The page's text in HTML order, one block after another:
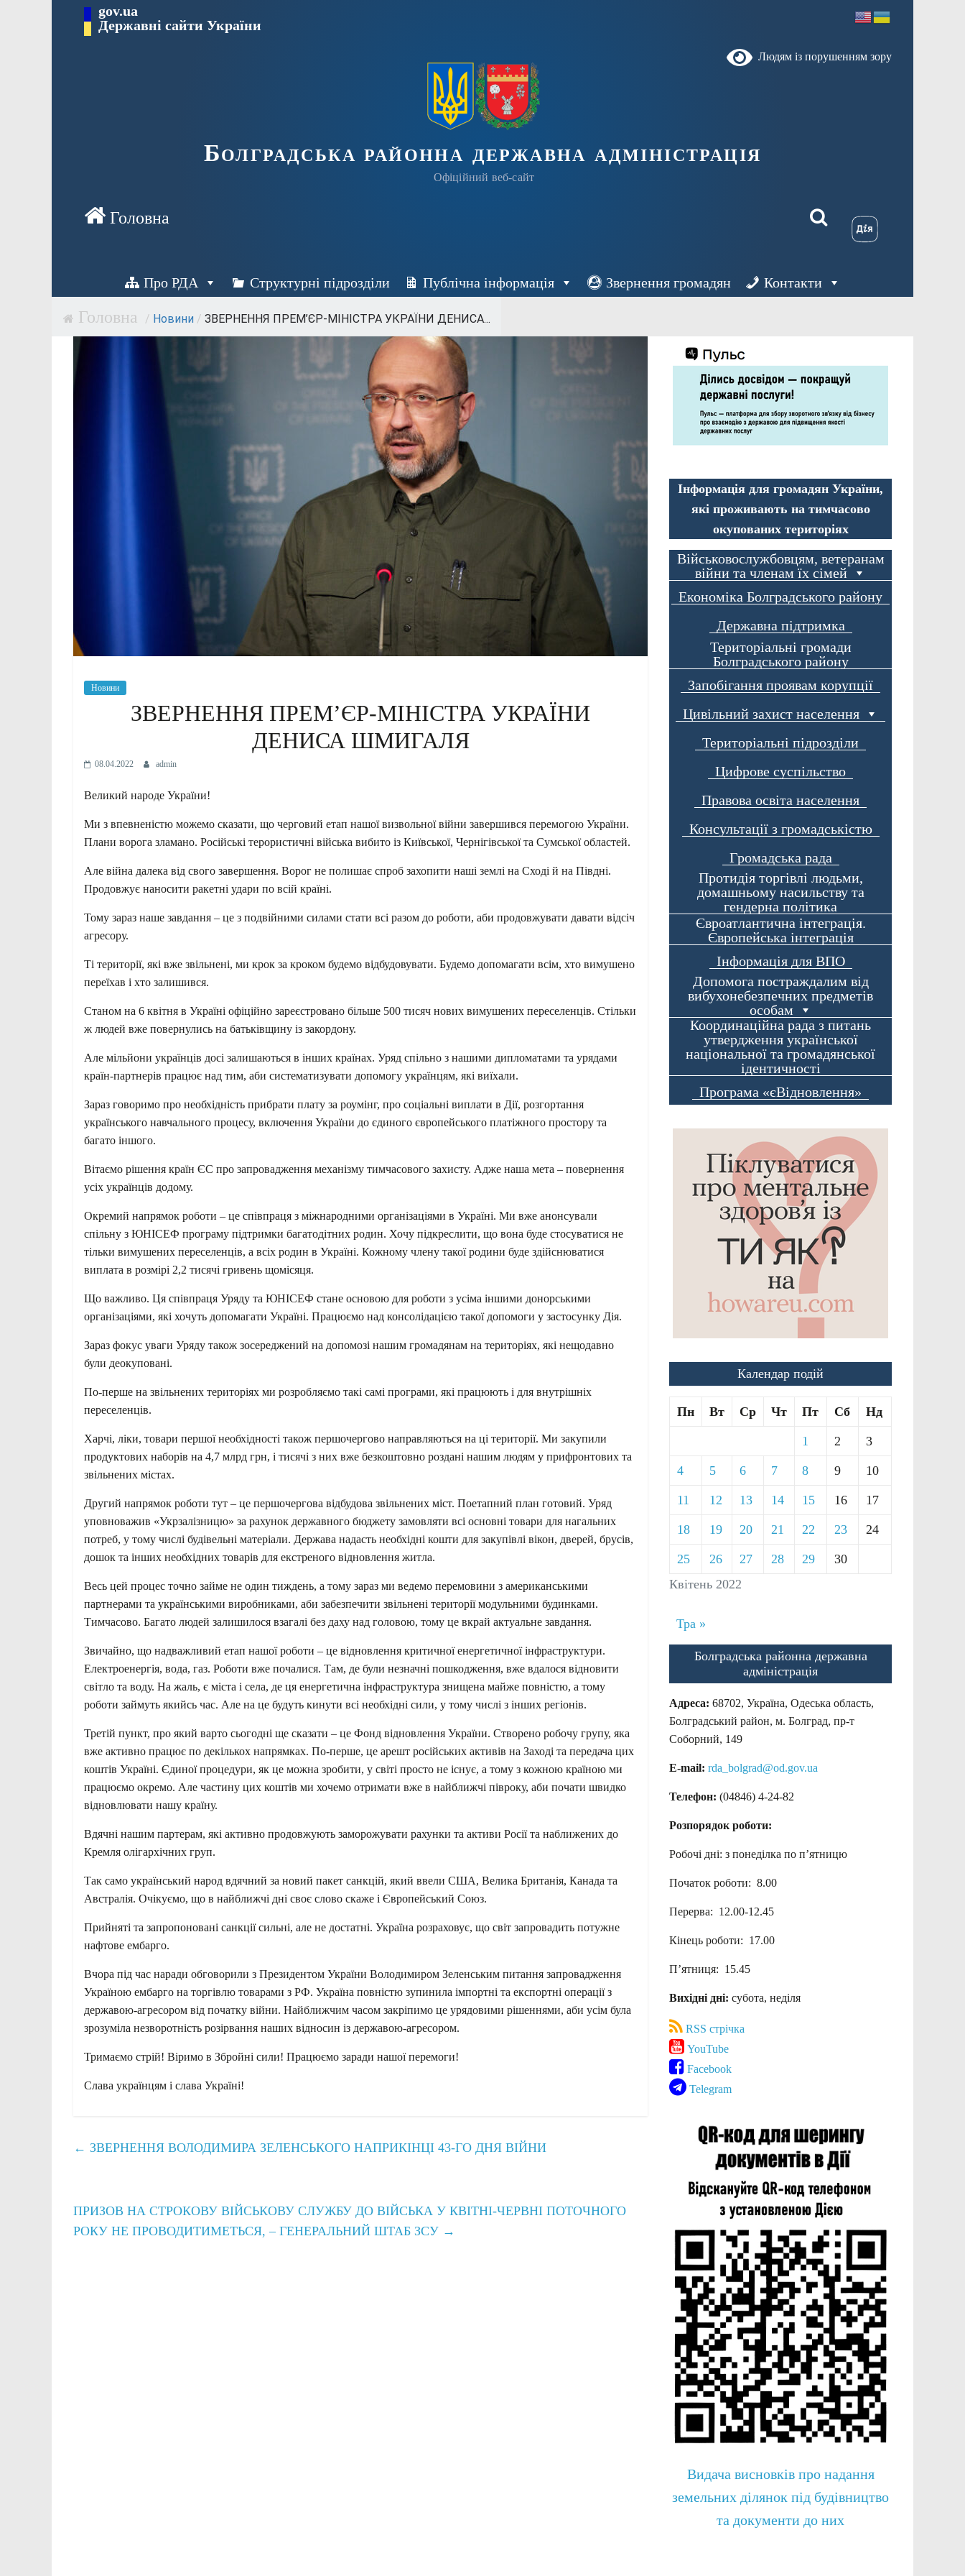
Перейти gov.ua
Державні сайти України
Людям із порушенням зору
Болградська районна державна адміністрація
Офіційний веб-сайт
Про РДА Структурні підрозділи Публічна інформація Звернення громадян Контакти
/ Новини / ЗВЕРНЕННЯ ПРЕМ’ЄР-МІНІСТРА УКРАЇНИ ДЕНИСА...
Новини
ЗВЕРНЕННЯ ПРЕМ’ЄР-МІНІСТРА УКРАЇНИ
ДЕНИСА ШМИГАЛЯ
08.04.2022 admin
Великий народе України!
Ми з впевненістю можемо сказати, що черговий етап нашої визвольної війни завершився перемогою України.
Плани ворога зламано. Російські терористичні війська вибито із Київської, Чернігівської та Сумської областей.
Але війна далека від свого завершення. Ворог не полишає спроб захопити наші землі на Сході й на Півдні.
Продовжує наносити ракетні удари по всій країні.
Тому зараз наше завдання – це з подвійними силами стати всі разом до роботи, аби продовжувати давати відсіч
агресору.
Ті території, які вже звільнені, ми крок за кроком будемо відбудовувати. Будемо допомагати всім, хто вимушено
переїхав і хто залишився.
Станом на 6 квітня в Україні офіційно зареєстровано більше 500 тисяч нових вимушених переселенців. Стільки
ж людей вже повернулись на батьківщину із закордону.
Але мільйони українців досі залишаються в інших країнах. Уряд спільно з нашими дипломатами та урядами
країн-партнерів працює над тим, аби систематизувати допомогу українцям, які виїхали.
Зараз говоримо про необхідність прибрати плату за роумінг, про соціальні виплати в Дії, розгортання
українського навчального процесу, включення України до єдиного європейського платіжного простору та
багато іншого.
Вітаємо рішення країн ЄС про запровадження механізму тимчасового захисту. Адже наша мета – повернення
усіх українців додому.
Окремий напрямок роботи – це співпраця з міжнародними організаціями в Україні. Ми вже анонсували
спільну з ЮНІСЕФ програму підтримки багатодітних родин. Хочу підкреслити, що вона буде стосуватися не
тільки вимушених переселенців, а всіх родин в Україні. Кожному члену такої родини буде здійснюватися
виплата в розмірі 2,2 тисячі гривень щомісяця.
Що важливо. Ця співпраця Уряду та ЮНІСЕФ стане основою для роботи з усіма іншими донорськими
організаціями, які хочуть допомагати Україні. Працюємо над консолідацією такої допомоги у застосунку Дія.
Зараз фокус уваги Уряду також зосереджений на допомозі нашим громадянам на територіях, які нещодавно
були деокуповані.
По-перше на звільнених територіях ми розробляємо такі самі програми, які працюють і для внутрішніх
переселенців.
Харчі, ліки, товари першої необхідності також першочергово направляються на ці території. Ми закупили
продуктових наборів на 4,7 млрд грн, і тисячі з них вже безкоштовно роздані нашим людям у прифронтових та
звільнених містах.
Другий напрямок роботи тут – це першочергова відбудова звільнених міст. Поетапний план готовий. Уряд
уповноважив «Укрзалізницю» за рахунок державного бюджету замовляти всі основні товари для нагальних
потреб, у тому числі будівельні матеріали. Держава надасть необхідні кошти для закупівлі вікон, дверей, брусів,
дошок та інших необхідних товарів для екстреного відновлення житла.
Весь цей процес точно займе не один тиждень, а тому зараз ми ведемо перемовини з американськими
партнерами та українськими виробниками, аби забезпечити звільнені території модульними будинками.
Тимчасово. Багато людей залишилося взагалі без даху над головою, тому це вкрай актуальне завдання.
Звичайно, що надважливий етап нашої роботи – це відновлення критичної енергетичної інфраструктури.
Електроенергія, вода, газ. Роботи вже почалися. Там, де були незначні пошкодження, вже вдалося відновити
світло та воду. На жаль, є міста і села, де ця енергетична інфраструктура знищена майже повністю, а тому
роботи займуть якийсь час. Але на це будуть кинути всі необхідні сили, у тому числі з інших регіонів.
Третій пункт, про який варто сьогодні ще сказати – це Фонд відновлення України. Створено робочу групу, яка
вже активно працює по декількох напрямках. По-перше, це арешт російських активів на Заході та передача цих
коштів Україні. Єдиної процедури, як це можна зробити, у світі просто не існує, а тому з кожною країною ми
працюємо окремо. Але частину цих коштів ми хочемо отримати вже в найближчі півроку, аби почати швидко
відновлювати нашу країну.
Вдячні нашим партерам, які активно продовжують заморожувати рахунки та активи Росії та наближених до
Кремля олігархічних груп.
Так само український народ вдячний за новий пакет санкцій, який ввели США, Велика Британія, Канада та
Австралія. Очікуємо, що в найближчі дні своє слово скаже і Європейський Союз.
Прийняті та запропоновані санкції сильні, але не достатні. Україна розраховує, що світ запровадить потужне
нафтове ембарго.
Вчора під час наради обговорили з Президентом України Володимиром Зеленським питання запровадження
Україною ембарго на торгівлю товарами з РФ. Україна повністю зупинила імпортні та експортні операції з
державою-агресором від початку війни. Найближчим часом закріпимо це урядовими рішеннями, аби усім була
зрозуміла незворотність розірвання наших відносин із державою-агресором.
Тримаємо стрій! Віримо в Збройні сили! Працюємо заради нашої перемоги!
Слава українцям і слава Україні!
← ЗВЕРНЕННЯ ВОЛОДИМИРА ЗЕЛЕНСЬКОГО НАПРИКІНЦІ 43-ГО ДНЯ ВІЙНИ
ПРИЗОВ НА СТРОКОВУ ВІЙСЬКОВУ СЛУЖБУ ДО ВІЙСЬКА У КВІТНІ-ЧЕРВНІ ПОТОЧНОГО
РОКУ НЕ ПРОВОДИТИМЕТЬСЯ, – ГЕНЕРАЛЬНИЙ ШТАБ ЗСУ →
Інформація для громадян України,
які проживають на тимчасово
окупованих територіях
Військовослужбовцям, ветеранам
війни та членам їх сімей
Економіка Болградського району
Державна підтримка
Територіальні громади
Болградського району
Запобігання проявам корупції
Цивільний захист населення
Територіальні підрозділи
Цифрове суспільство
Правова освіта населення
Консультації з громадськістю
Громадська рада
Протидія торгівлі людьми,
домашньому насильству та
гендерна політика
Євроатлантична інтеграція.
Європейська інтеграція
Інформація для ВПО
Допомога постраждалим від
вибухонебезпечних предметів
особам
Координаційна рада з питань
утвердження української
національної та громадянської
ідентичності
Програма «єВідновлення»
Календар подій
Квітень 2022
Пн Вт Ср Чт Пт Сб Нд
1 2 3
4 5 6 7 8 9 10
11 12 13 14 15 16 17
18 19 20 21 22 23 24
25 26 27 28 29 30
Тра »
Болградська районна державна
адміністрація
Адреса: 68702, Україна, Одеська область,
Болградський район, м. Болград, пр-т
Соборний, 149
E-mail: rda_bolgrad@od.gov.ua
Телефон: (04846) 4-24-82
Розпорядок роботи:
Робочі дні: з понеділка по п’ятницю
Початок роботи: 8.00
Перерва: 12.00-12.45
Кінець роботи: 17.00
П’ятниця: 15.45
Вихідні дні: субота, неділя
RSS стрічка
YouTube
Facebook
Telegram
Видача висновків про надання
земельних ділянок під будівництво
та документи до них